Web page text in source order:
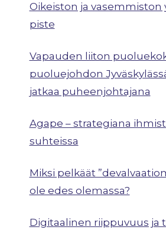
Oikeiston ja vasemmiston
piste
Vapauden liiton
puoluejohdon
jatkaa puheenjohtajana
Agape – strategiana
suhteissa
Miksi pelkäät
ole edes olemassa?
Digitaalinen riippuvuus ja